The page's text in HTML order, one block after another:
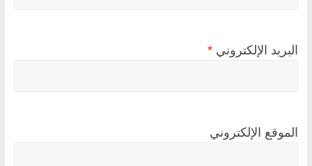
البريد الإلكتروني *
الموقع الإلكتروني